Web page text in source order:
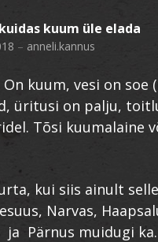
kuum üle elada
– anneli.kannus
kuum, vesi on soe
üritusi on palju,
Tõsi kuumalaine
kui siis ainult
Narvas,
ja Pärnus muidugi